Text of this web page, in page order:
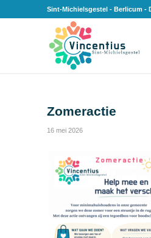
Sint-Michielsgestel - Berlicum -
Zomeractie
16 mei 2026